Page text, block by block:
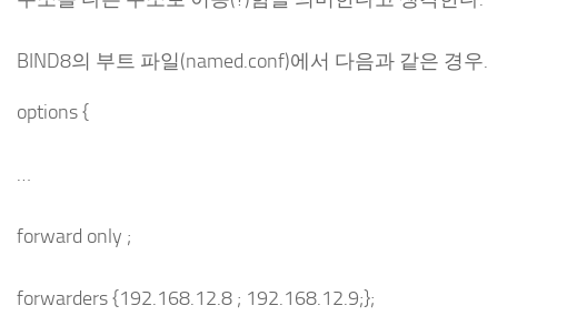
BIND8의 부트 파일(named.conf)에서 다음과 같은 경우.
options {
…
forward only ;
forwarders {192.168.12.8 ; 192.168.12.9;};